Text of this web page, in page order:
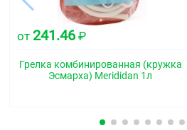
от 241.46 ₽
Грелка комбинированная (кружка
Эсмарха) Merididan 1л